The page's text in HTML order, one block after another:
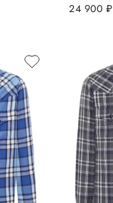
24 900 руб.